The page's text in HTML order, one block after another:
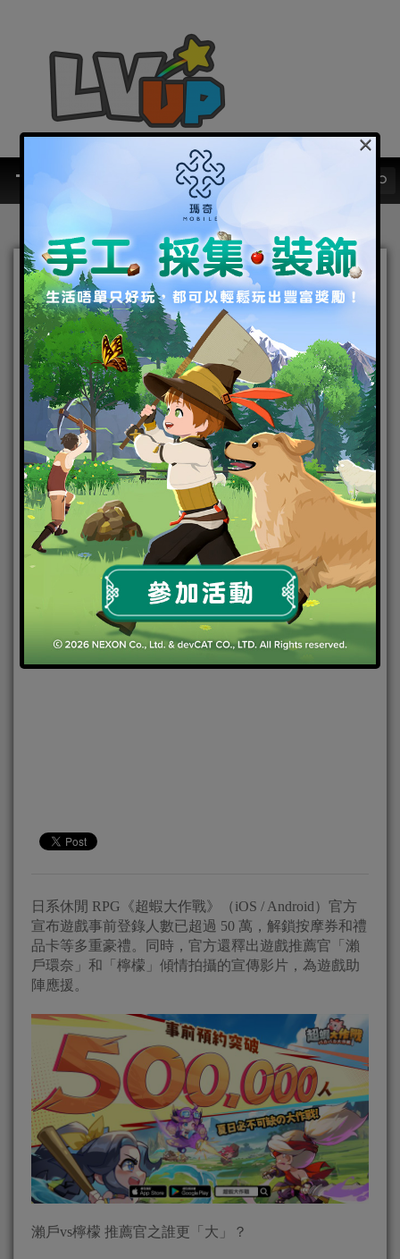
《超蝦大作戰》達成 50 萬人
事前預約 釋出推薦官瀨戶環
奈和檸檬宣傳影片
2025-07-28|Android,IOS,事前登錄 手機遊戲
日系休閒 RPG《超蝦大作戰》（iOS / Android）官方
宣布遊戲事前登錄人數已超過 50 萬，解鎖按摩券和禮
品卡等多重豪禮。同時，官方還釋出遊戲推薦官「瀨
戶環奈」和「檸檬」傾情拍攝的宣傳影片，為遊戲助
陣應援。
瀨戶vs檸檬 推薦官之誰更「大」？
×